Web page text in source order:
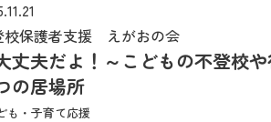
校保護者支援 えがおの会
丈夫だよ！～こどもの不登校
の居場所
も・子育て応援